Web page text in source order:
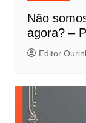
Não
agora? –
Editor